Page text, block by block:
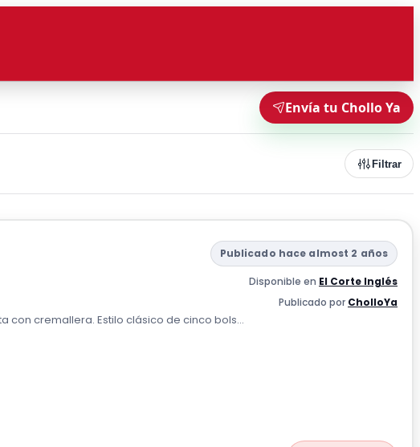
Envía tu Chollo Ya
Filtrar
Publicado hace almost 2 años
Disponible en El Corte Inglés
Publicado por CholloYa
con cremallera. Estilo clásico de cinco bols...